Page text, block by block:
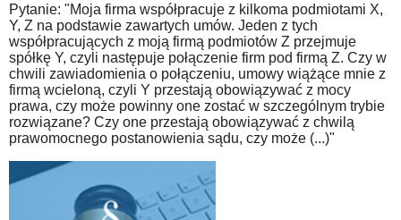
Pytanie: "Moja firma współpracuje z kilkoma podmiotami X,
Y, Z na podstawie zawartych umów. Jeden z tych
współpracujących z moją firmą podmiotów Z przejmuje
spółkę Y, czyli następuje połączenie firm pod firmą Z. Czy w
chwili zawiadomienia o połączeniu, umowy wiążące mnie z
firmą wcieloną, czyli Y przestają obowiązywać z mocy
prawa, czy może powinny one zostać w szczególnym trybie
rozwiązane? Czy one przestają obowiązywać z chwilą
prawomocnego postanowienia sądu, czy może (...)"